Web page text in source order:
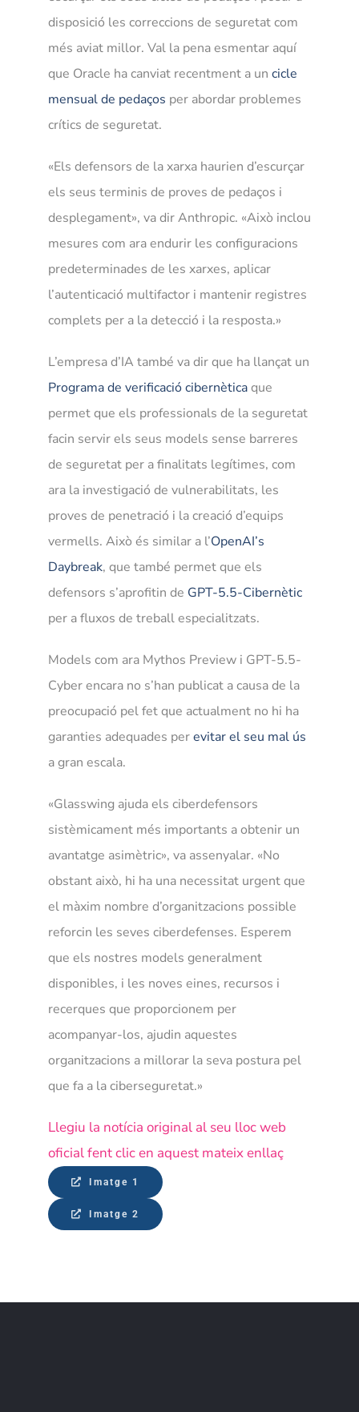
disposició les correccions de seguretat com
més aviat millor. Val la pena esmentar aquí
que Oracle ha canviat recentment a un cicle
mensual de pedaços per abordar problemes
crítics de seguretat.
«Els defensors de la xarxa haurien d’escurçar
els seus terminis de proves de pedaços i
desplegament», va dir Anthropic. «Això inclou
mesures com ara endurir les configuracions
predeterminades de les xarxes, aplicar
l’autenticació multifactor i mantenir registres
complets per a la detecció i la resposta.»
L’empresa d’IA també va dir que ha llançat un
Programa de verificació cibernèticaque
permet que els professionals de la seguretat
facin servir els seus models sense barreres
de seguretat per a finalitats legítimes, com
ara la investigació de vulnerabilitats, les
proves de penetració i la creació d’equips
vermells. Això és similar a l’OpenAI’s
Daybreak, que també permet que els
defensors s’aprofitin de GPT-5.5-Cibernètic
per a fluxos de treball especialitzats.
Models com ara Mythos Preview i GPT-5.5-
Cyber ​​encara no s’han publicat a causa de la
preocupació pel fet que actualment no hi ha
garanties adequades perevitar el seu mal ús
a gran escala.
«Glasswing ajuda els ciberdefensors
sistèmicament més importants a obtenir un
avantatge asimètric», va assenyalar. «No
obstant això, hi ha una necessitat urgent que
el màxim nombre d’organitzacions possible
reforcin les seves ciberdefenses. Esperem
que els nostres models generalment
disponibles, i les noves eines, recursos i
recerques que proporcionem per
acompanyar-los, ajudin aquestes
organitzacions a millorar la seva postura pel
que fa a la ciberseguretat.»
Llegiu la notícia original al seu lloc web
oficial fent clic en aquest mateix enllaç
Imatge 1
Imatge 2